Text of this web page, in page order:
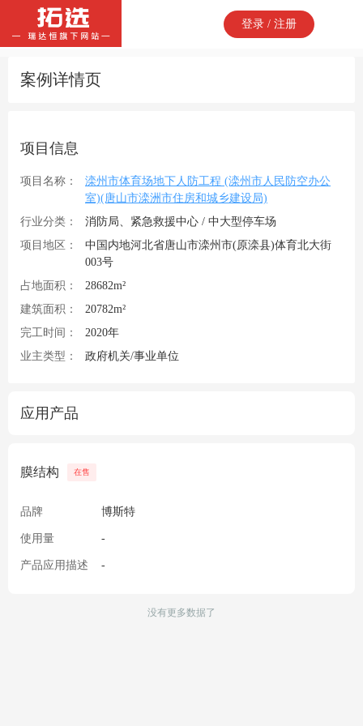
登录 / 注册
案例详情页
项目信息
项目名称：
滦州市体育场地下人防工程 (滦州市人民防空办公
室)(唐山市滦洲市住房和城乡建设局)
行业分类：
消防局、紧急救援中心 / 中大型停车场
项目地区：
中国内地河北省唐山市滦州市(原滦县)体育北大街
003号
占地面积：
28682m²
建筑面积：
20782m²
完工时间：
2020年
业主类型：
政府机关/事业单位
应用产品
膜结构 在售
品牌 博斯特
使用量 -
产品应用描述 -
没有更多数据了